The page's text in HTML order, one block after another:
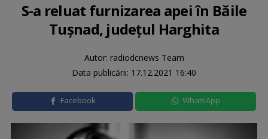
S-a reluat furnizarea apei în Băile
Tuşnad, județul Harghita
Autor: radiodcnews Team
Data publicării: 17.12.2021 16:40
Facebook WhatsApp